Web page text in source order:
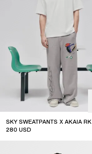
SKY SWEATPANTS X AKAIA RK
280 USD